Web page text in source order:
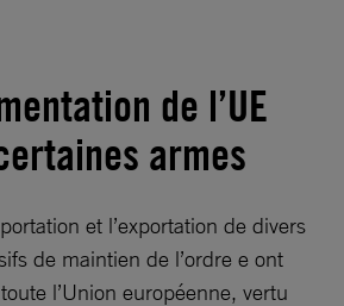
de l’UE
armes
et l’exportation de divers
de maintien de l’ordre e ont
l’Union européenne, vertu